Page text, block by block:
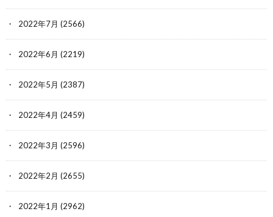
2022年7月 (2566)
2022年6月 (2219)
2022年5月 (2387)
2022年4月 (2459)
2022年3月 (2596)
2022年2月 (2655)
2022年1月 (2962)